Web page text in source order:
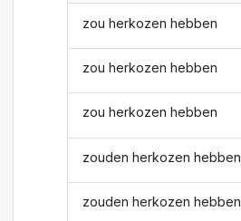
zou herkozen hebben
zou herkozen hebben
zou herkozen hebben
zouden herkozen hebben
zouden herkozen hebben